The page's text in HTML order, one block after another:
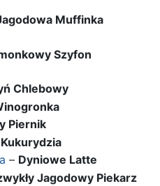
Muffinka
Szyfon
Chlebowy
Piernik
Kukurydzia
– Dyniowe Latte
Jagodowy Piekarz